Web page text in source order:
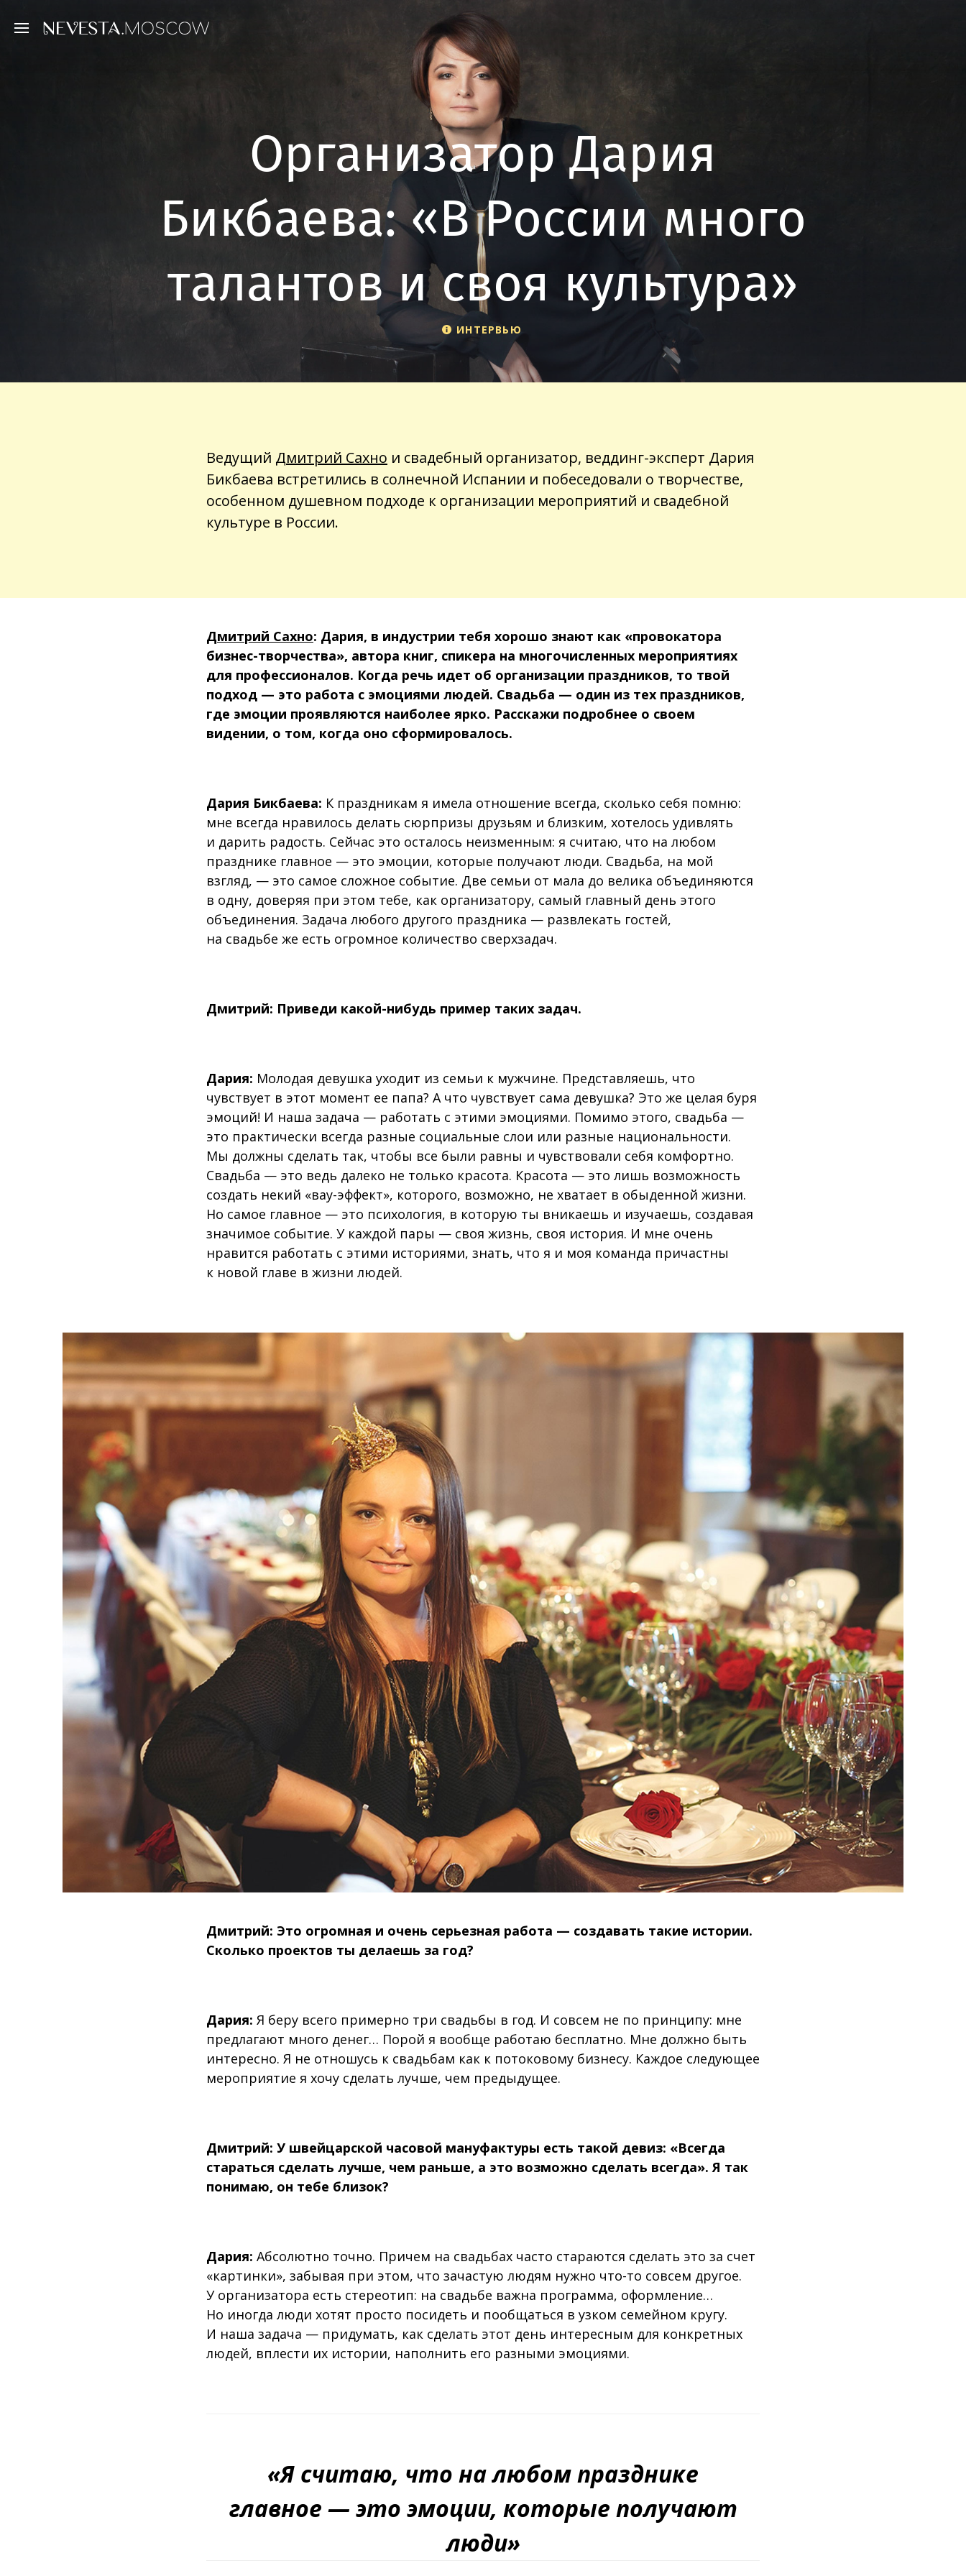
Организатор Дария
Бикбаева: «В России много
талантов и своя культура»
ИНТЕРВЬЮ
Ведущий Дмитрий Сахно и свадебный организатор, веддинг-эксперт Дария
Бикбаева встретились в солнечной Испании и побеседовали о творчестве,
особенном душевном подходе к организации мероприятий и свадебной
культуре в России.
Дмитрий Сахно: Дария, в индустрии тебя хорошо знают как «провокатора
бизнес-творчества», автора книг, спикера на многочисленных мероприятиях
для профессионалов. Когда речь идет об организации праздников, то твой
подход — это работа с эмоциями людей. Свадьба — один из тех праздников,
где эмоции проявляются наиболее ярко. Расскажи подробнее о своем
видении, о том, когда оно сформировалось.
Дария Бикбаева: К праздникам я имела отношение всегда, сколько себя помню:
мне всегда нравилось делать сюрпризы друзьям и близким, хотелось удивлять
и дарить радость. Сейчас это осталось неизменным: я считаю, что на любом
празднике главное — это эмоции, которые получают люди. Свадьба, на мой
взгляд, — это самое сложное событие. Две семьи от мала до велика объединяются
в одну, доверяя при этом тебе, как организатору, самый главный день этого
объединения. Задача любого другого праздника — развлекать гостей,
на свадьбе же есть огромное количество сверхзадач.
Дмитрий: Приведи какой-нибудь пример таких задач.
Дария: Молодая девушка уходит из семьи к мужчине. Представляешь, что
чувствует в этот момент ее папа? А что чувствует сама девушка? Это же целая буря
эмоций! И наша задача — работать с этими эмоциями. Помимо этого, свадьба —
это практически всегда разные социальные слои или разные национальности.
Мы должны сделать так, чтобы все были равны и чувствовали себя комфортно.
Свадьба — это ведь далеко не только красота. Красота — это лишь возможность
создать некий «вау-эффект», которого, возможно, не хватает в обыденной жизни.
Но самое главное — это психология, в которую ты вникаешь и изучаешь, создавая
значимое событие. У каждой пары — своя жизнь, своя история. И мне очень
нравится работать с этими историями, знать, что я и моя команда причастны
к новой главе в жизни людей.
Дмитрий: Это огромная и очень серьезная работа — создавать такие истории.
Сколько проектов ты делаешь за год?
Дария: Я беру всего примерно три свадьбы в год. И совсем не по принципу: мне
предлагают много денег… Порой я вообще работаю бесплатно. Мне должно быть
интересно. Я не отношусь к свадьбам как к потоковому бизнесу. Каждое следующее
мероприятие я хочу сделать лучше, чем предыдущее.
Дмитрий: У швейцарской часовой мануфактуры есть такой девиз: «Всегда
стараться сделать лучше, чем раньше, а это возможно сделать всегда». Я так
понимаю, он тебе близок?
Дария: Абсолютно точно. Причем на свадьбах часто стараются сделать это за счет
«картинки», забывая при этом, что зачастую людям нужно что-то совсем другое.
У организатора есть стереотип: на свадьбе важна программа, оформление…
Но иногда люди хотят просто посидеть и пообщаться в узком семейном кругу.
И наша задача — придумать, как сделать этот день интересным для конкретных
людей, вплести их истории, наполнить его разными эмоциями.
«Я считаю, что на любом празднике
главное — это эмоции, которые получают
люди»